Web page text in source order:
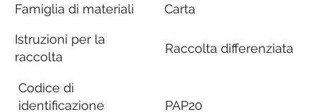
Famiglia di materiali
Istruzioni per la
raccolta
Codice di
identificazione
Carta
Raccolta differenziata
PAP20